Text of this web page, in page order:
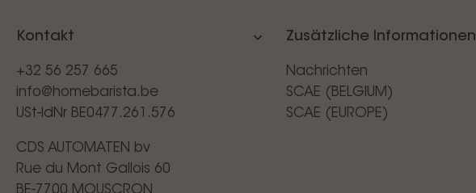
Kontakt
+32 56 257 665
info@homebarista.be
USt-IdNr BE0477.261.576
CDS AUTOMATEN bv
Rue du Mont Gallois 60
BE-7700 MOUSCRON
Zusätzliche Informationen
Nachrichten
SCAE (BELGIUM)
SCAE (EUROPE)